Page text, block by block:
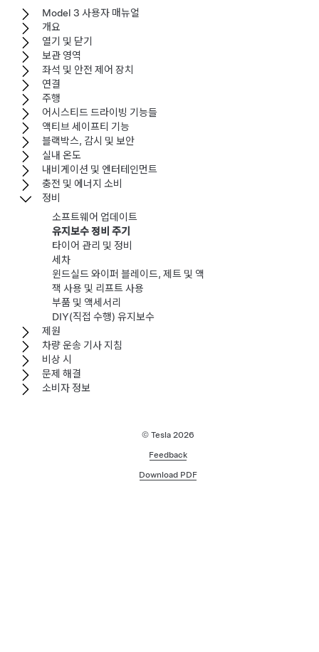
Model 3 사용자 매뉴얼
개요
열기 및 닫기
보관 영역
좌석 및 안전 제어 장치
연결
주행
어시스티드 드라이빙 기능들
액티브 세이프티 기능
블랙박스, 감시 및 보안
실내 온도
내비게이션 및 엔터테인먼트
충전 및 에너지 소비
정비
소프트웨어 업데이트
유지보수 정비 주기
타이어 관리 및 정비
세차
윈드실드 와이퍼 블레이드, 제트 및 액
잭 사용 및 리프트 사용
부품 및 액세서리
DIY(직접 수행) 유지보수
제원
차량 운송 기사 지침
비상 시
문제 해결
소비자 정보
© Tesla 2026
Feedback
Download PDF